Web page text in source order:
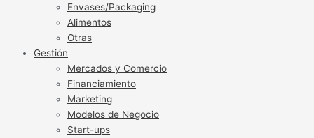
Envases/Packaging
Alimentos
Otras
Gestión
Mercados y Comercio
Financiamiento
Marketing
Modelos de Negocio
Start-ups